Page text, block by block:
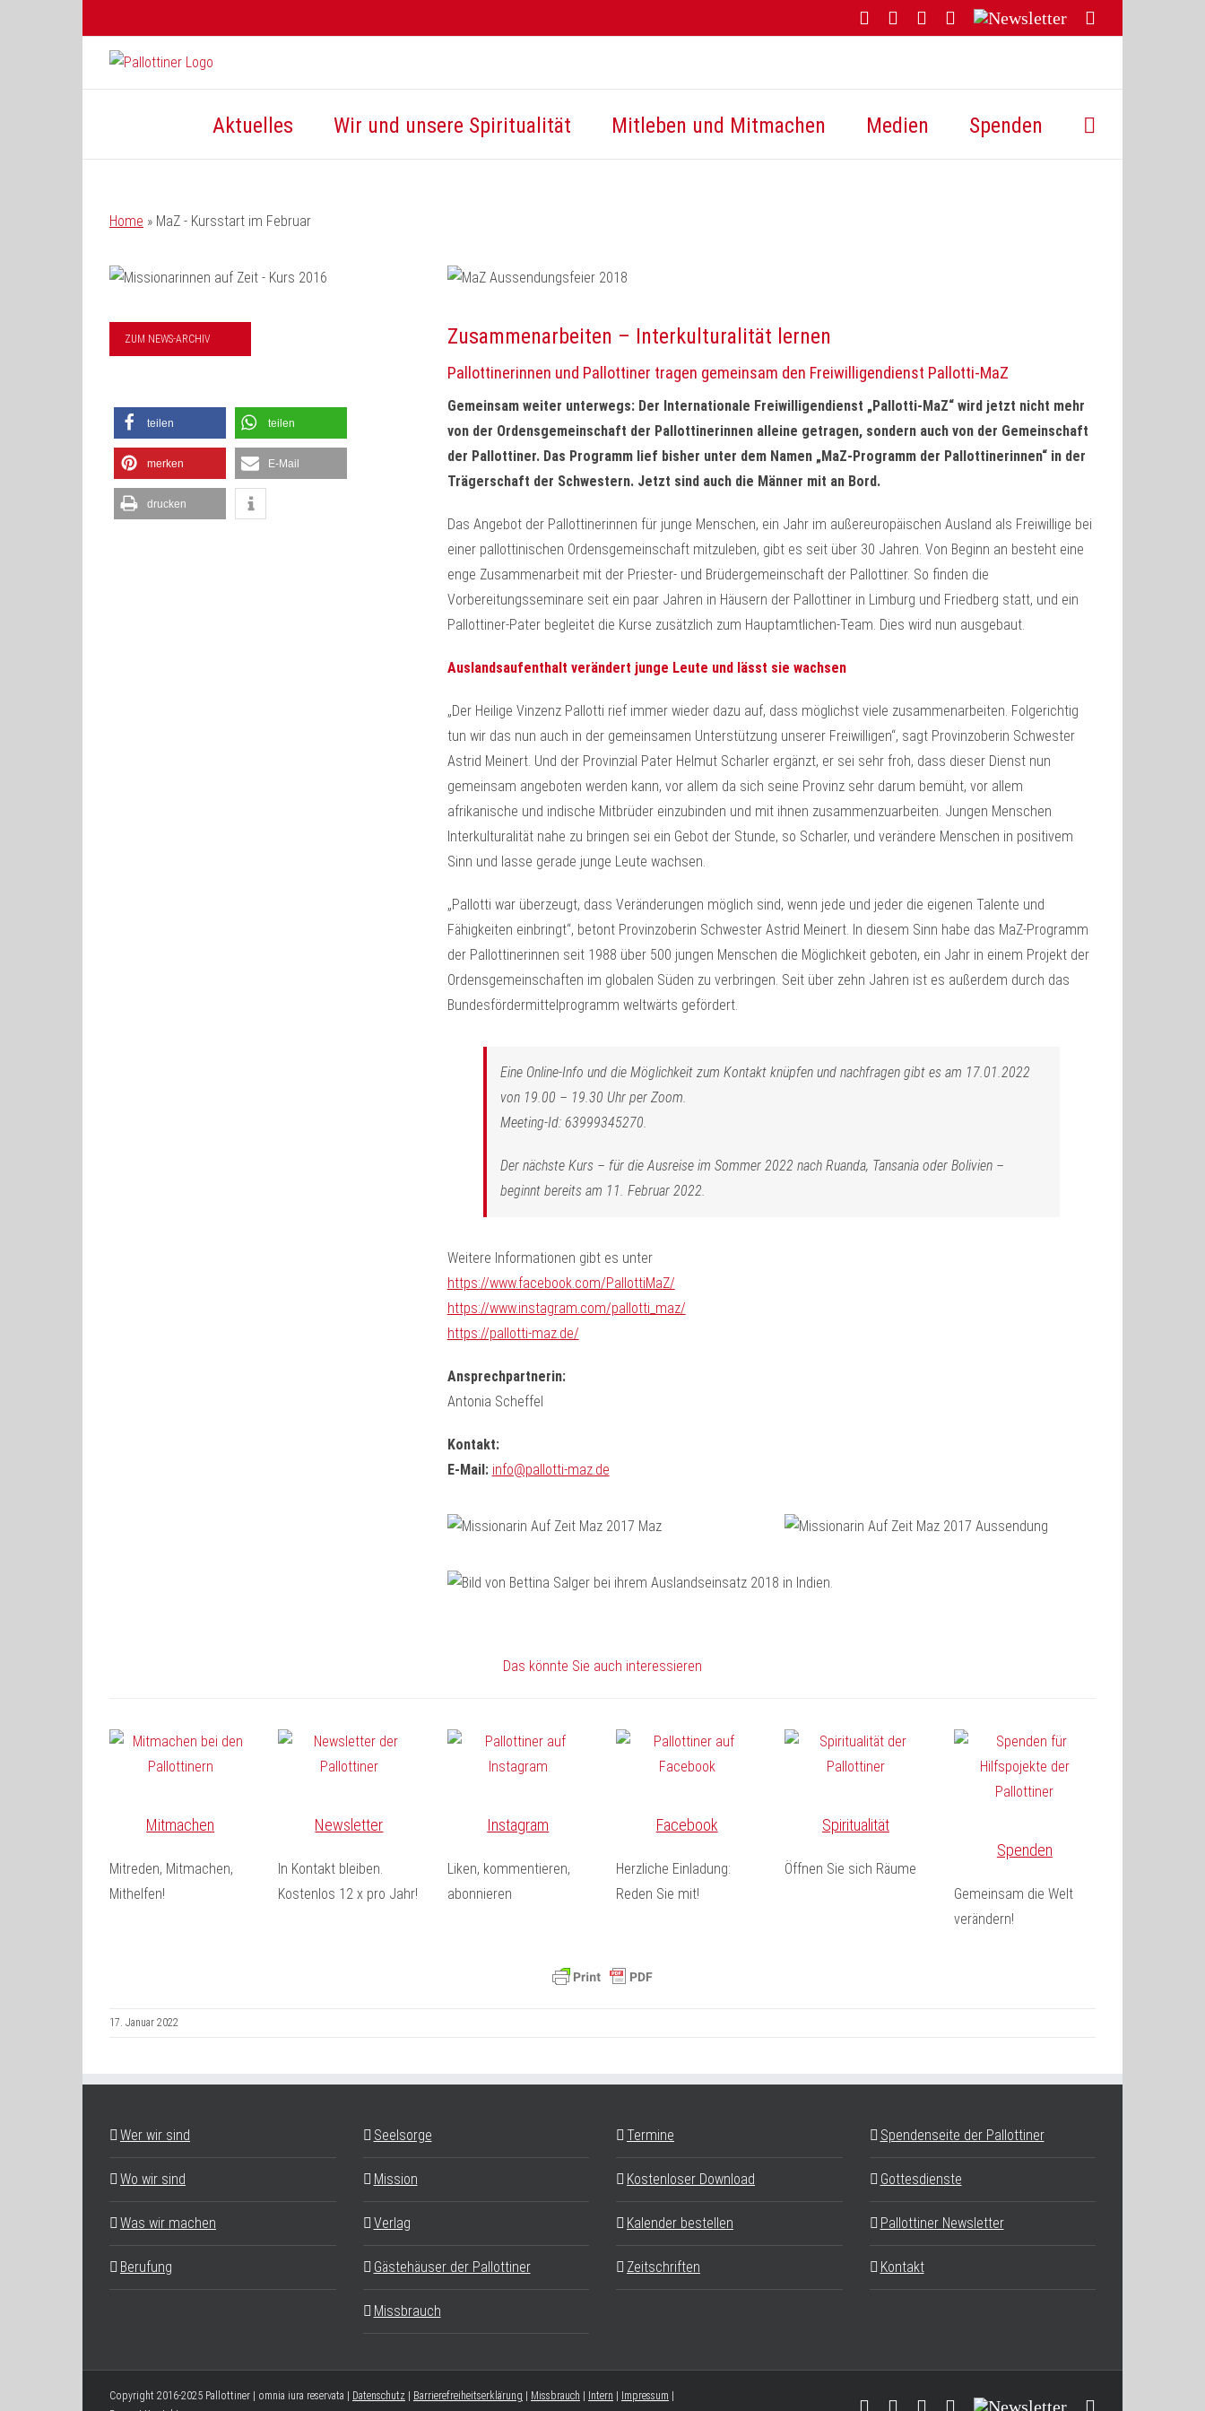
FacebookYouTubeInstagram
Threads
Newsletter
Mail
Aktuelles Wir und unsere Spiritualität Mitleben und Mitmachen Medien Spenden
Home » MaZ - Kursstart im Februar
ZUM NEWS-ARCHIV
teilen teilen
merken E-Mail
drucken
Zusammenarbeiten – Interkulturalität lernen
Pallottinerinnen und Pallottiner tragen gemeinsam den Freiwilligendienst Pallotti-MaZ
Gemeinsam weiter unterwegs: Der Internationale Freiwilligendienst „Pallotti-MaZ“ wird jetzt nicht mehr
von der Ordensgemeinschaft der Pallottinerinnen alleine getragen, sondern auch von der Gemeinschaft
der Pallottiner. Das Programm lief bisher unter dem Namen „MaZ-Programm der Pallottinerinnen“ in der
Trägerschaft der Schwestern. Jetzt sind auch die Männer mit an Bord.
Das Angebot der Pallottinerinnen für junge Menschen, ein Jahr im außereuropäischen Ausland als Freiwillige bei
einer pallottinischen Ordensgemeinschaft mitzuleben, gibt es seit über 30 Jahren. Von Beginn an besteht eine
enge Zusammenarbeit mit der Priester- und Brüdergemeinschaft der Pallottiner. So finden die
Vorbereitungsseminare seit ein paar Jahren in Häusern der Pallottiner in Limburg und Friedberg statt, und ein
Pallottiner-Pater begleitet die Kurse zusätzlich zum Hauptamtlichen-Team. Dies wird nun ausgebaut.
Auslandsaufenthalt verändert junge Leute und lässt sie wachsen
„Der Heilige Vinzenz Pallotti rief immer wieder dazu auf, dass möglichst viele zusammenarbeiten. Folgerichtig
tun wir das nun auch in der gemeinsamen Unterstützung unserer Freiwilligen“, sagt Provinzoberin Schwester
Astrid Meinert. Und der Provinzial Pater Helmut Scharler ergänzt, er sei sehr froh, dass dieser Dienst nun
gemeinsam angeboten werden kann, vor allem da sich seine Provinz sehr darum bemüht, vor allem
afrikanische und indische Mitbrüder einzubinden und mit ihnen zusammenzuarbeiten. Jungen Menschen
Interkulturalität nahe zu bringen sei ein Gebot der Stunde, so Scharler, und verändere Menschen in positivem
Sinn und lasse gerade junge Leute wachsen.
„Pallotti war überzeugt, dass Veränderungen möglich sind, wenn jede und jeder die eigenen Talente und
Fähigkeiten einbringt“, betont Provinzoberin Schwester Astrid Meinert. In diesem Sinn habe das MaZ-Programm
der Pallottinerinnen seit 1988 über 500 jungen Menschen die Möglichkeit geboten, ein Jahr in einem Projekt der
Ordensgemeinschaften im globalen Süden zu verbringen. Seit über zehn Jahren ist es außerdem durch das
Bundesfördermittelprogramm weltwärts gefördert.
Eine Online-Info und die Möglichkeit zum Kontakt knüpfen und nachfragen gibt es am 17.01.2022
von 19.00 – 19.30 Uhr per Zoom.
Meeting-Id: 63999345270.
Der nächste Kurs – für die Ausreise im Sommer 2022 nach Ruanda, Tansania oder Bolivien –
beginnt bereits am 11. Februar 2022.
Weitere Informationen gibt es unter
https://www.facebook.com/PallottiMaZ/
https://www.instagram.com/pallotti_maz/
https://pallotti-maz.de/
Ansprechpartnerin:
Antonia Scheffel
Kontakt:
E-Mail: info@pallotti-maz.de
Das könnte Sie auch interessieren
Mitmachen
Mitreden, Mitmachen,
Mithelfen!
Newsletter
In Kontakt bleiben.
Kostenlos 12 x pro Jahr!
Instagram
Liken, kommentieren,
abonnieren
Facebook
Herzliche Einladung:
Reden Sie mit!
Spiritualität
Öffnen Sie sich Räume
Spenden
Gemeinsam die Welt
verändern!
17. Januar 2022
Wer wir sind
Wo wir sind
Was wir machen
Berufung
Seelsorge
Mission
Verlag
Gästehäuser der Pallottiner
Missbrauch
Termine
Kostenloser Download
Kalender bestellen
Zeitschriften
Spendenseite der Pallottiner
Gottesdienste
Pallottiner Newsletter
Kontakt
Copyright 2016-2025 Pallottiner | omnia iura reservata | Datenschutz Barrierefreiheitserklärung Missbrauch Intern Impressum FacebookYouTubeInstagram
Threads
Newsletter